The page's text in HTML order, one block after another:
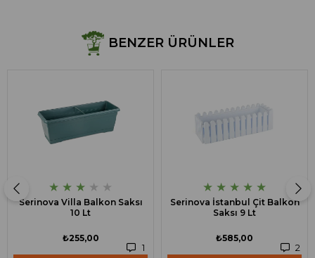
BENZER ÜRÜNLER
★ ★ ★ ★ ★
Serinova Villa Balkon Saksı
10 Lt
1
₺255,00
★ ★ ★ ★ ★
Serinova İstanbul Çit Balkon
Saksı 9 Lt
2
₺585,00